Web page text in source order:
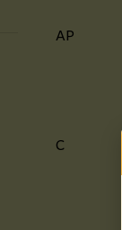
AP
C